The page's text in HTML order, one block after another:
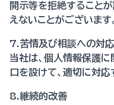
開示等を拒絶すること
えないことがございます
7.苦情及び相談への対応
当社は、個人情報保護
口を設けて、適切に対応
8.継続的改善